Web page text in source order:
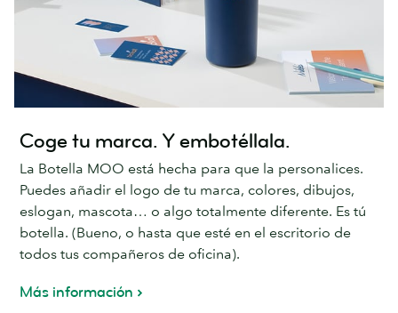
Coge tu marca. Y embotéllala.
La Botella MOO está hecha para que la personalices.
Puedes añadir el logo de tu marca, colores, dibujos,
eslogan, mascota… o algo totalmente diferente. Es tú
botella. (Bueno, o hasta que esté en el escritorio de
todos tus compañeros de oficina).
Más información